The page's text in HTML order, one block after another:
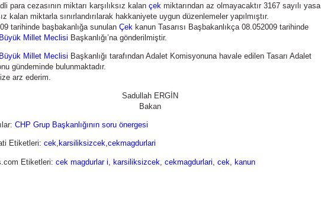
para cezasının miktarı karşılıksız kalan çek miktarından az olmayacaktır 3167 sayılı yasa
kalan miktarla sınırlandırılarak hakkaniyete uygun düzenlemeler yapılmıştır.
tarihinde başbakanlığa sunulan Çek kanun Tasarısı Başbakanlıkça 08.052009 tarihinde
Millet Meclisi Başkanlığı’na gönderilmiştir.
Millet Meclisi Başkanlığı tarafından Adalet Komisyonuna havale edilen Tasarı Adalet
gündeminde bulunmaktadır.
arz ederim.
Sadullah ERGİN
Bakan
CHP Grup Başkanlığının soru önergesi
Etiketleri: cek, karsiliksizcek,cekmagdurlari
Etiketleri: cek magdurlar i karsiliksizcek cekmagdurlari cek kanun